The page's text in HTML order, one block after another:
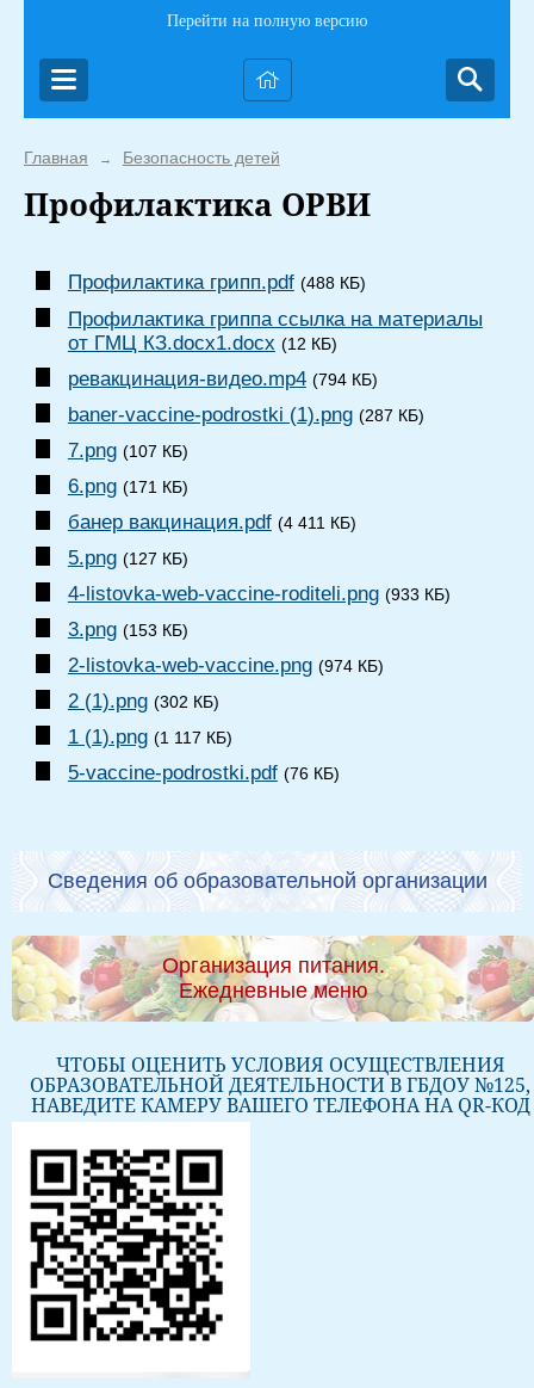
Перейти на полную версию
Главная → Безопасность детей
Профилактика ОРВИ
Профилактика грипп.pdf (488 КБ)
Профилактика гриппа ссылка на материалы
от ГМЦ КЗ.docx1.docx (12 КБ)
ревакцинация-видео.mp4 (794 КБ)
baner-vaccine-podrostki (1).png (287 КБ)
7.png (107 КБ)
6.png (171 КБ)
банер вакцинация.pdf (4 411 КБ)
5.png (127 КБ)
4-listovka-web-vaccine-roditeli.png (933 КБ)
3.png (153 КБ)
2-listovka-web-vaccine.png (974 КБ)
2 (1).png (302 КБ)
1 (1).png (1 117 КБ)
5-vaccine-podrostki.pdf (76 КБ)
Сведения об образовательной организации
Организация питания.
Ежедневные меню
ЧТОБЫ ОЦЕНИТЬ УСЛОВИЯ ОСУЩЕСТВЛЕНИЯ
ОБРАЗОВАТЕЛЬНОЙ ДЕЯТЕЛЬНОСТИ В ГБДОУ №125,
НАВЕДИТЕ КАМЕРУ ВАШЕГО ТЕЛЕФОНА НА QR-КОД